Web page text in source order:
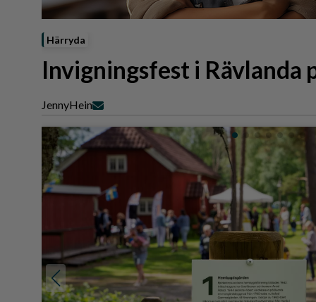
Sport
Härryda
Invigningsfest i Rävlanda
JennyHein